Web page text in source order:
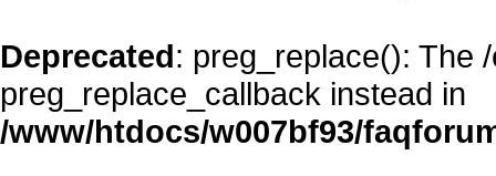
Deprecated: preg_replace(): The
preg_replace_callback instead in
/www/htdocs/w007bf93/